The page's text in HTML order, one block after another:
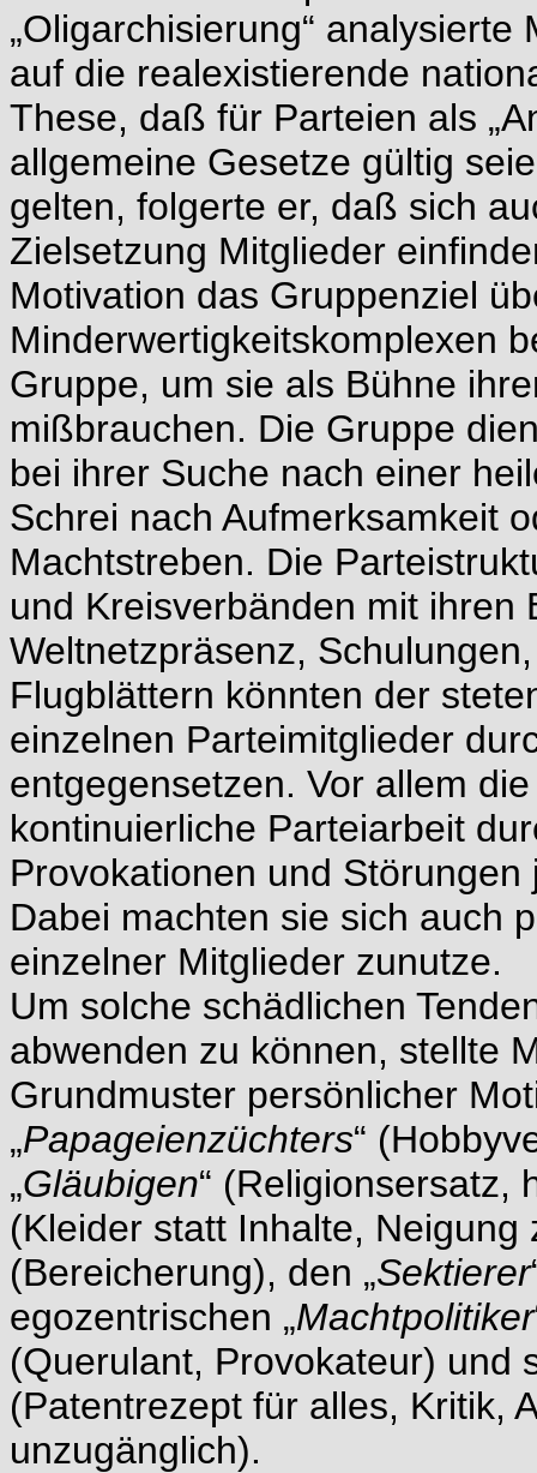
„Oligarchisierung“
auf die realexistierende
These, daß für Parteien als
allgemeine Gesetze gültig
gelten, folgerte er, daß sich
Zielsetzung Mitglieder
Motivation das Gruppenziel
Minderwertigkeitskomplexen
Gruppe, um sie als Bühne
mißbrauchen. Die Gruppe
bei ihrer Suche nach einer
Schrei nach Aufmerksamkeit
Machtstreben. Die
und Kreisverbänden mit ihren
Weltnetzpräsenz,
Flugblättern könnten der
einzelnen Parteimitglieder
entgegensetzen. Vor allem
kontinuierliche Parteiarbeit
Provokationen und
Dabei machten sie sich auch
einzelner Mitglieder zunutze.
Um solche schädlichen
abwenden zu können, stellte
Grundmuster persönlicher
„Papageienzüchters“
„Gläubigen“ (Religionsersatz,
(Kleider statt Inhalte, Neigung
(Bereicherung), den „Sektierer
egozentrischen „Machtpolitiker
(Querulant, Provokateur) und
(Patentrezept für alles, Kritik,
unzugänglich).